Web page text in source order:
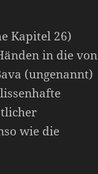
Kapitel 26)
in die von
(ungenannt)
wie die